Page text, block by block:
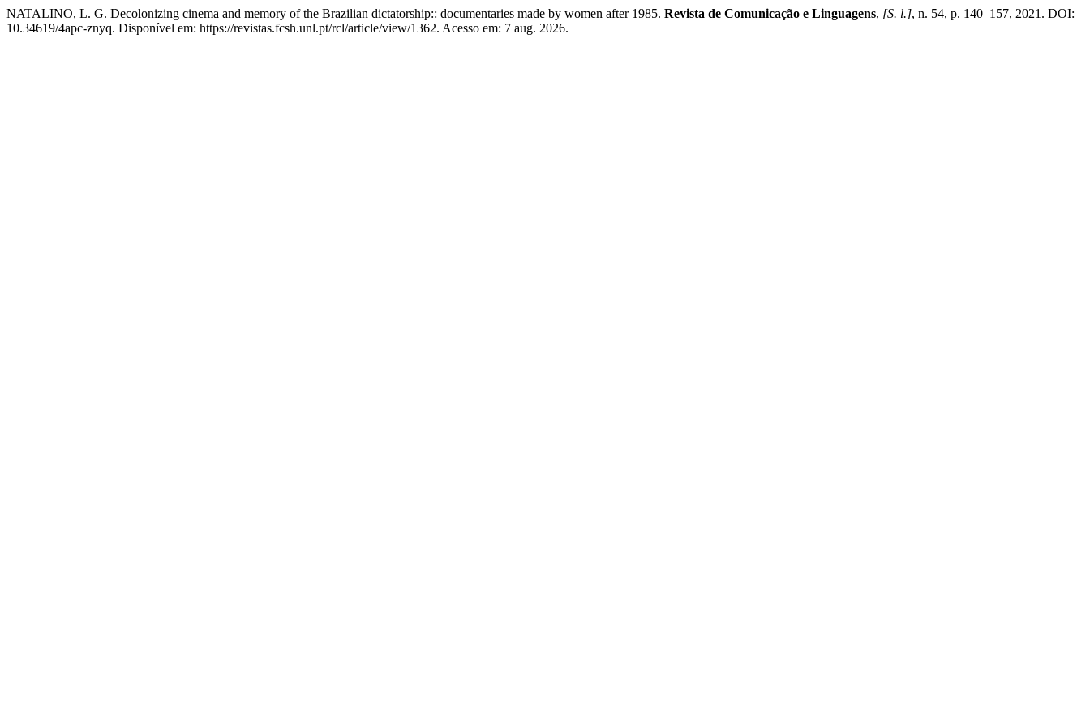
NATALINO, L. G. Decolonizing cinema and memory of the Brazilian dictatorship:: documentaries made by women after 1985. Revista de Comunicação e Linguagens, [S. l.], n. 54, p. 140–157, 2021. DOI:
10.34619/4apc-znyq. Disponível em: https://revistas.fcsh.unl.pt/rcl/article/view/1362. Acesso em: 7 aug. 2026.